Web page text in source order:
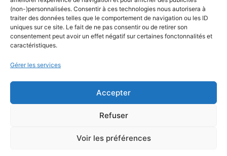
(non-)personnalisées. Consentir à ces technologies nous autorisera à
traiter des données telles que le comportement de navigation ou les ID
uniques sur ce site. Le fait de ne pas consentir ou de retirer son
consentement peut avoir un effet négatif sur certaines fonctonnalités et
caractéristiques.
Gérer les services
Accepter
Refuser
Voir les préférences
Newsletter
Équipe éditoriale
Politique éditoriale
Méthodologie de test
Transparence et affiliation
CritiquePlus dans les médias
Contactez-nous